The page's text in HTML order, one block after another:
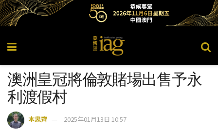
澳洲皇冠將倫敦賭場出售予永
利渡假村
本思齊 2025年01月13日 10:57